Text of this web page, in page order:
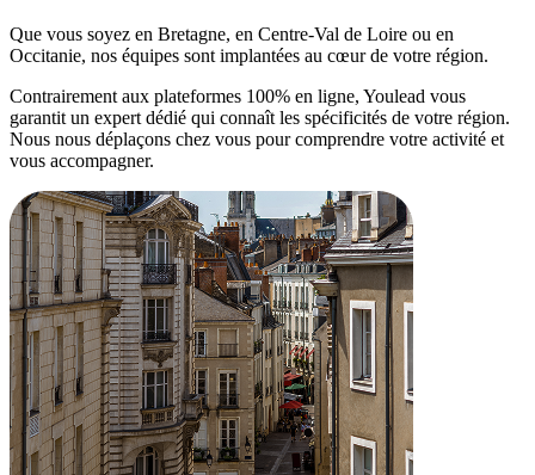
Que vous soyez en Bretagne, en Centre-Val de Loire ou en
Occitanie, nos équipes sont implantées au cœur de votre région.
Contrairement aux plateformes 100% en ligne, Youlead vous
garantit un expert dédié qui connaît les spécificités de votre région.
Nous nous déplaçons chez vous pour comprendre votre activité et
vous accompagner.